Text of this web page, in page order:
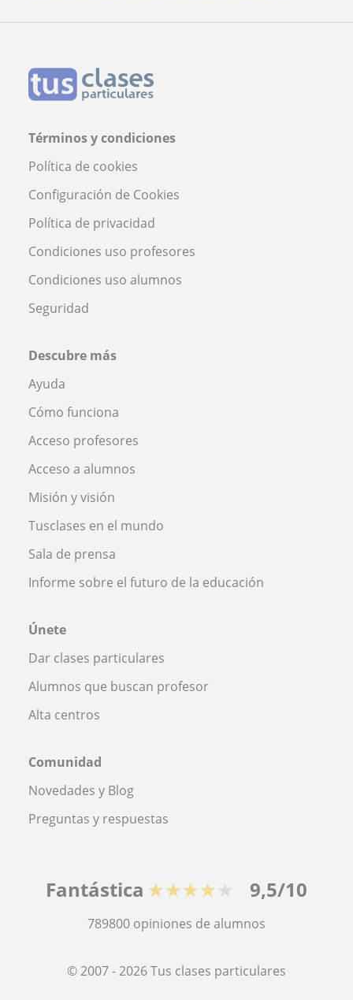
Términos y condiciones
Política de cookies
Configuración de Cookies
Política de privacidad
Condiciones uso profesores
Condiciones uso alumnos
Seguridad
Descubre más
Ayuda
Cómo funciona
Acceso profesores
Acceso a alumnos
Misión y visión
Tusclases en el mundo
Sala de prensa
Informe sobre el futuro de la educación
Únete
Dar clases particulares
Alumnos que buscan profesor
Alta centros
Comunidad
Novedades y Blog
Preguntas y respuestas
Fantástica ★★★★★ 9,5/10
789800 opiniones de alumnos
© 2007 - 2026 Tus clases particulares